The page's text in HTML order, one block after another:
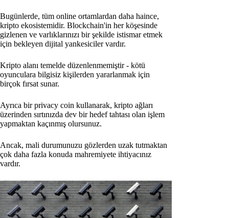
Bugünlerde, tüm online ortamlardan daha haince,
kripto ekosistemidir. Blockchain'in her köşesinde
gizlenen ve varlıklarınızı bir şekilde istismar etmek
için bekleyen dijital yankesiciler vardır.
Kripto alanı temelde düzenlenmemiştir - kötü
oyunculara bilgisiz kişilerden yararlanmak için
birçok fırsat sunar.
Ayrıca bir privacy coin kullanarak, kripto ağları
üzerinden sırtınızda dev bir hedef tahtası olan işlem
yapmaktan kaçınmış olursunuz.
Ancak, mali durumunuzu gözlerden uzak tutmaktan
çok daha fazla konuda mahremiyete ihtiyacınız
vardır.